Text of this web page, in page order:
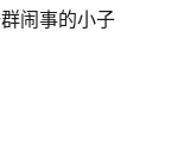
闹事的小子